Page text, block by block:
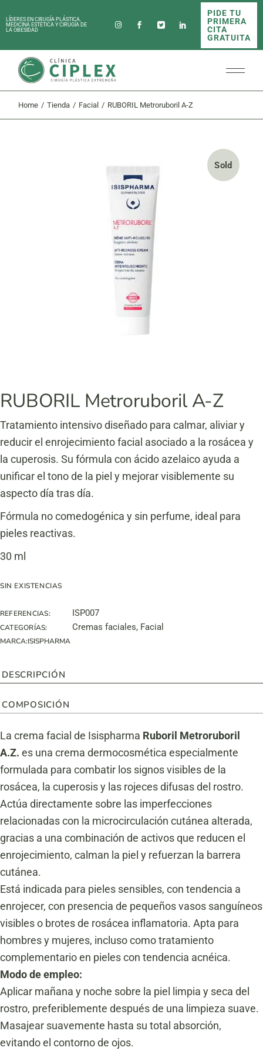
to
theLÍDERES EN CIRUGÍA PLÁSTICA,
MEDICINA ESTÉTICA Y CIRUGÍA DE
LA OBESIDAD
PIDE TU
PRIMERA
CITA
GRATUITA
Home Tienda Facial RUBORIL Metroruboril A-Z
Sold
RUBORIL Metroruboril A-Z
Tratamiento intensivo diseñado para calmar, aliviar y
reducir el enrojecimiento facial asociado a la rosácea y
la cuperosis. Su fórmula con ácido azelaico ayuda a
unificar el tono de la piel y mejorar visiblemente su
aspecto día tras día.
Fórmula no comedogénica y sin perfume, ideal para
pieles reactivas.
30 ml
SIN EXISTENCIAS
REFERENCIAS: ISP007
CATEGORÍAS: Cremas faciales, Facial
MARCA:ISISPHARMA
DESCRIPCIÓN
COMPOSICIÓN
La crema facial de Isispharma Ruboril Metroruboril
A.Z. es una crema dermocosmética especialmente
formulada para combatir los signos visibles de la
rosácea, la cuperosis y las rojeces difusas del rostro.
Actúa directamente sobre las imperfecciones
relacionadas con la microcirculación cutánea alterada,
gracias a una combinación de activos que reducen el
enrojecimiento, calman la piel y refuerzan la barrera
cutánea.
Está indicada para pieles sensibles, con tendencia a
enrojecer, con presencia de pequeños vasos sanguíneos
visibles o brotes de rosácea inflamatoria. Apta para
hombres y mujeres, incluso como tratamiento
complementario en pieles con tendencia acnéica.
Modo de empleo:
Aplicar mañana y noche sobre la piel limpia y seca del
rostro, preferiblemente después de una limpieza suave.
Masajear suavemente hasta su total absorción,
evitando el contorno de ojos.